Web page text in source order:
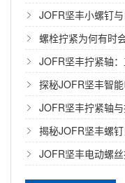
JOFR坚丰小螺钉
螺栓拧紧为何有时
JOFR坚丰拧紧轴
探秘JOFR坚丰智
JOFR坚丰拧紧轴
揭秘JOFR坚丰螺
JOFR坚丰电动螺
在3C电子、汽车
期被低估却又频
工厂投入巨资引
却发现瓶颈根本
节：微小型螺钉
导致整条产线频
打折扣。 坚丰电
盘式供钉机与智
扰行业的“上料之
汽车座椅，看似
最关键的被动安
时座椅可能移位
然倾倒； 气囊感